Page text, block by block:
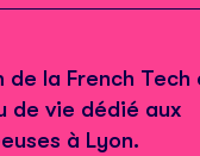
de la French
de vie dédié aux
à Lyon.